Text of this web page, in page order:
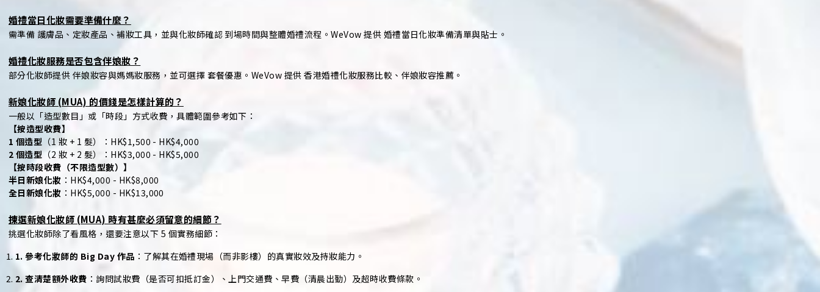
婚禮當日化妝需要準備什麼？
需準備 護膚品、定妝產品、補妝工具，並與化妝師確認 到場時間與整體婚禮流程。WeVow 提供 婚禮當日化妝準備清單與貼士。
婚禮化妝服務是否包含伴娘妝？
部分化妝師提供 伴娘妝容與媽媽妝服務，並可選擇 套餐優惠。WeVow 提供 香港婚禮化妝服務比較、伴娘妝容推薦。
新娘化妝師 (MUA) 的價錢是怎樣計算的？
一般以「造型數目」或「時段」方式收費，具體範圍參考如下：
【按造型收費】
1 個造型 （1 妝 + 1 髮）：HK$1,500 - HK$4,000
2 個造型（2 妝 + 2 髮）：HK$3,000 - HK$5,000
【按時段收費（不限造型數）】
半日新娘化妝 ：HK$4,000 - HK$8,000
全日新娘化妝 ：HK$5,000 - HK$13,000
揀選新娘化妝師 (MUA) 時有甚麼必須留意的細節？
挑選化妝師除了看風格，還要注意以下 5 個實務細節：
1. 參考化妝師的 Big Day 作品 ：了解其在婚禮現場（而非影樓）的真實妝效及持妝能力。
2. 查清楚額外收費 ：詢問試妝費（是否可扣抵訂金）、上門交通費、早費（清晨出勤）及超時收費條款。